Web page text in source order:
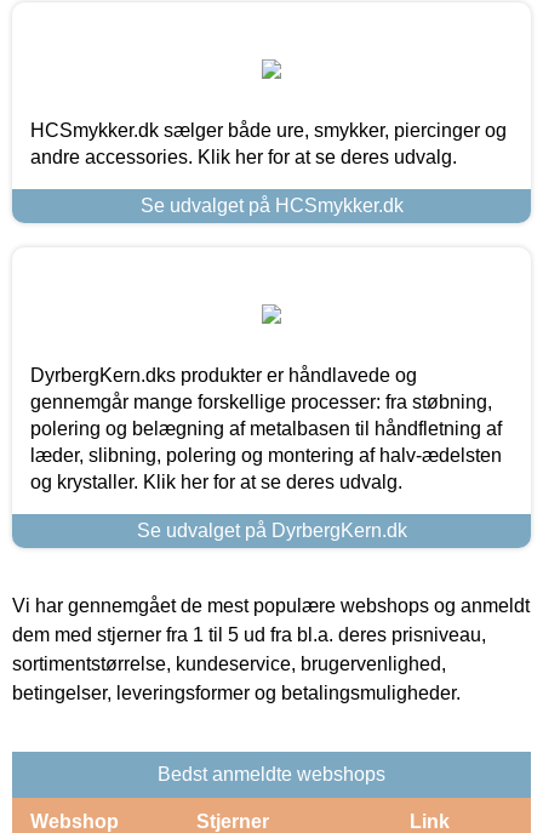
HCSmykker.dk sælger både ure, smykker, piercinger og
andre accessories. Klik her for at se deres udvalg.
Se udvalget på HCSmykker.dk
DyrbergKern.dks produkter er håndlavede og
gennemgår mange forskellige processer: fra støbning,
polering og belægning af metalbasen til håndfletning af
læder, slibning, polering og montering af halv-ædelsten
og krystaller. Klik her for at se deres udvalg.
Se udvalget på DyrbergKern.dk
Vi har gennemgået de mest populære webshops og anmeldt
dem med stjerner fra 1 til 5 ud fra bl.a. deres prisniveau,
sortimentstørrelse, kundeservice, brugervenlighed,
betingelser, leveringsformer og betalingsmuligheder.
Bedst anmeldte webshops
Webshop Stjerner Link